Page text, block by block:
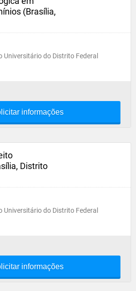
(Brasília,
Universitário do Distrito Federal
informações
Distrito
Universitário do Distrito Federal
informações